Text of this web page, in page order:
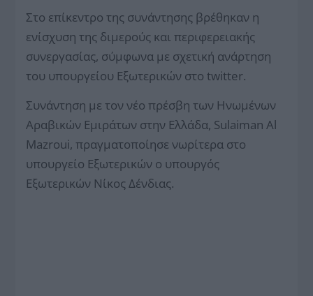
Στο επίκεντρο της συνάντησης βρέθηκαν η
ενίσχυση της διμερούς και περιφερειακής
συνεργασίας, σύμφωνα με σχετική ανάρτηση
του υπουργείου Εξωτερικών στο twitter.
Συνάντηση με τον νέο πρέσβη των Ηνωμένων
Αραβικών Εμιράτων στην Ελλάδα, Sulaiman Al
Mazroui, πραγματοποίησε νωρίτερα στο
υπουργείο Εξωτερικών ο υπουργός
Εξωτερικών Νίκος Δένδιας.